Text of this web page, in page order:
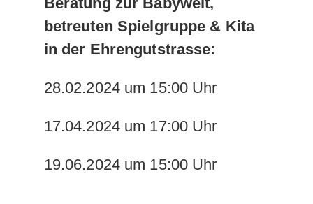
betreuten Spielgruppe & Kita
in der Ehrengutstrasse:
28.02.2024 um 15:00 Uhr
17.04.2024 um 17:00 Uhr
19.06.2024 um 15:00 Uhr